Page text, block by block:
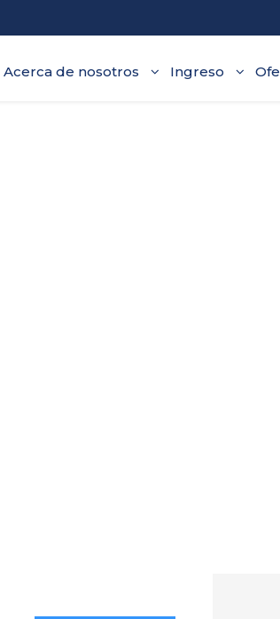
Acerca de nosotros Ingreso